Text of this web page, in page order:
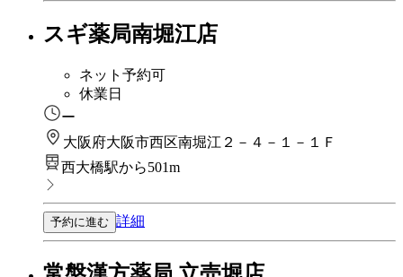
スギ薬局南堀江店
ネット予約可
休業日
ー
大阪府大阪市西区南堀江２－４－１－１Ｆ
西大橋駅から501m
予約に進む 詳細